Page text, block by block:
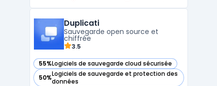
disponibilité des systèmes, et de simplifier
la gestion des donné ...
Duplicati
Sauvegarde open source et
chiffrée
3.5
55%Logiciels de sauvegarde cloud sécurisée
— voir Duplicati dans cette catégorie
50%Logiciels de sauvegarde et protection des
données
— voir Duplicati dans cette catégorie